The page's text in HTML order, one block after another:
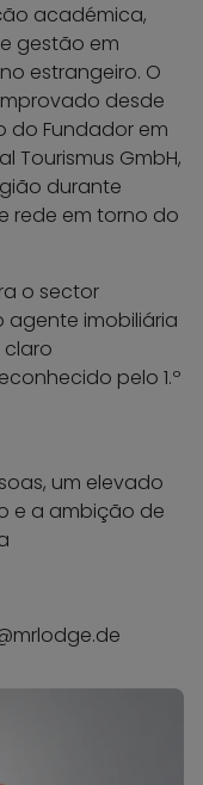
académica,
gestão em
estrangeiro. O
desde
do Fundador em
Tourismus GmbH,
durante
rede em torno do
o sector
imobiliária
claro
pelo 1.º
um elevado
e a ambição de